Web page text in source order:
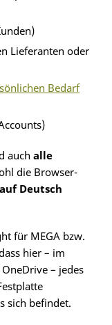
Lieferanten oder
Bedarf
auch alle
die Browser-
auf Deutsch
für MEGA bzw.
hier – im
– jedes
sich befindet.